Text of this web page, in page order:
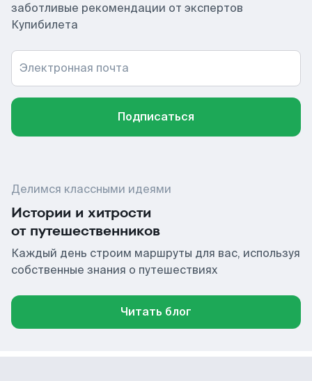
заботливые рекомендации от экспертов
Купибилета
Электронная почта
Подписаться
Делимся классными идеями
Истории и хитрости
от путешественников
Каждый день строим маршруты для вас, используя
собственные знания о путешествиях
Читать блог